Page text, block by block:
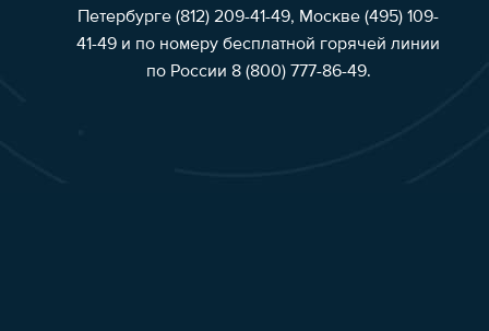
Петербурге (812) 209-41-49, Москве (495) 109-
41-49 и по номеру бесплатной горячей линии
по России 8 (800) 777-86-49.